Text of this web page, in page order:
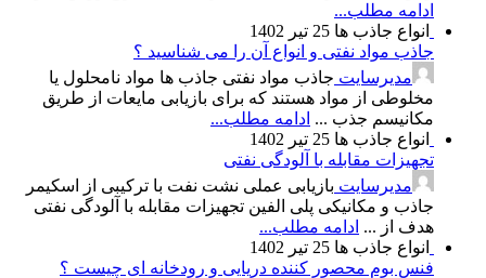
ادامه مطلب...
انواع جاذب ها 25 تیر 1402
جاذب مواد نفتی و انواع آن را می شناسید ؟
مدیرسایت جاذب مواد نفتی جاذب ها مواد نامحلول یا
مخلوطی از مواد هستند که برای بازیابی مایعات از طریق
مکانیسم جذب ... ادامه مطلب...
انواع جاذب ها 25 تیر 1402
تجهیزات مقابله با آلودگی نفتی
مدیرسایت بازیابی عملی نشت نفت با ترکیبی از اسکیمر
جاذب و مکانیکی پلی الفین تجهیزات مقابله با آلودگی نفتی
هدف از ... ادامه مطلب...
انواع جاذب ها 25 تیر 1402
فنس بوم محصور کننده دریایی و رودخانه ای چیست ؟